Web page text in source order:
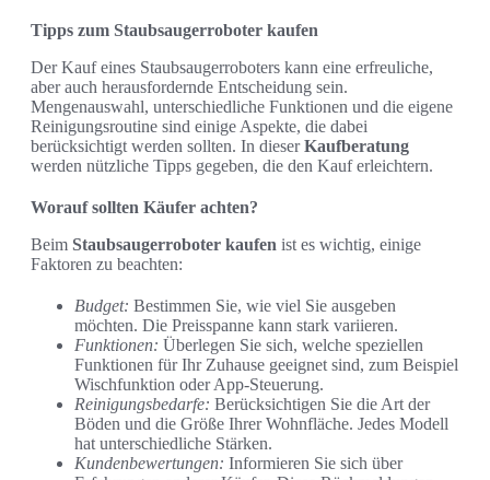
Tipps zum Staubsaugerroboter kaufen
Der Kauf eines Staubsaugerroboters kann eine erfreuliche,
aber auch herausfordernde Entscheidung sein.
Mengenauswahl, unterschiedliche Funktionen und die eigene
Reinigungsroutine sind einige Aspekte, die dabei
berücksichtigt werden sollten. In dieserKaufberatung
werden nützliche Tipps gegeben, die den Kauf erleichtern.
Worauf sollten Käufer achten?
Beim Staubsaugerroboter kaufen ist es wichtig, einige
Faktoren zu beachten:
Budget: Bestimmen Sie, wie viel Sie ausgeben
möchten. Die Preisspanne kann stark variieren.
Funktionen: Überlegen Sie sich, welche speziellen
Funktionen für Ihr Zuhause geeignet sind, zum Beispiel
Wischfunktion oder App-Steuerung.
Reinigungsbedarfe: Berücksichtigen Sie die Art der
Böden und die Größe Ihrer Wohnfläche. Jedes Modell
hat unterschiedliche Stärken.
Kundenbewertungen: Informieren Sie sich über